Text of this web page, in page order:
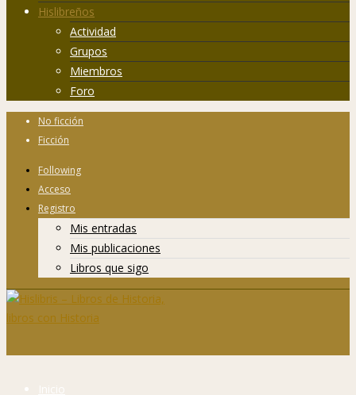
Hislibreños
Actividad
Grupos
Miembros
Foro
No ficción
Ficción
Following
Acceso
Registro
Mis entradas
Mis publicaciones
Libros que sigo
Inicio